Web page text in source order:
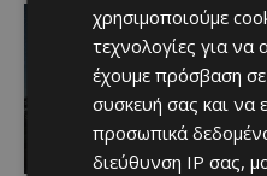
χρησιμοποιούμε
τεχνολογίες για να
έχουμε πρόσβαση
συσκευή σας και να
προσωπικά
διεύθυνση IP σας,